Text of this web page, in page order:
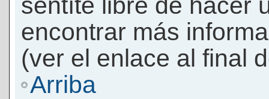
encontrar más
(ver el enlace al final
Arriba